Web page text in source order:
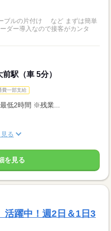
ブルの片付け など まずは簡単
駅（車 5分）
費一部支給
低2時間 ※残業...
る
を見る
躍中！週2日＆1日3